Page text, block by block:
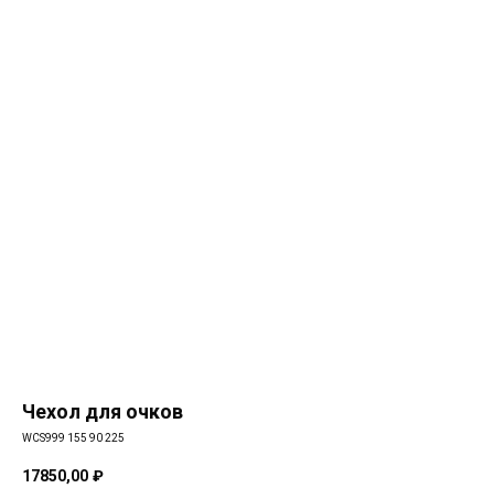
Чехол для очков
WCS999 155 90 225
17850,00 ₽